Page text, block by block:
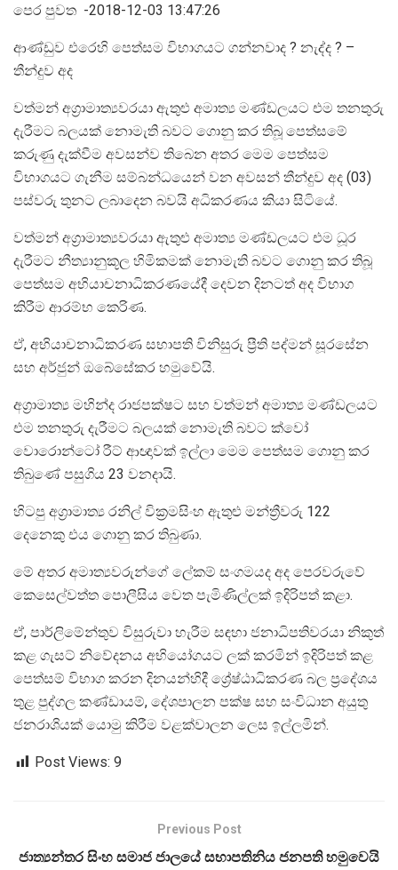
පෙර පුවත -2018-12-03 13:47:26
ආණ්ඩුව එරෙහි පෙත්සම විභාගයට ගන්නවාද ? නැද්ද ? –
තීන්දුව අද
වත්මන් අග්‍රාමාත්‍යවරයා ඇතුළු අමාත්‍ය මණ්ඩලයට එම තනතුරු
දැරීමට බලයක් නොමැති බවට ගොනු කර තිබූ පෙත්සමේ
කරුණු දැක්වීම අවසන්ව තිබෙන අතර මෙම පෙත්සම
විභාගයට ගැනීම සම්බන්ධයෙන් වන අවසන් තීන්දුව අද (03)
පස්වරු තුනට ලබාදෙන බවයි අධිකරණය කියා සිටියේ.
වත්මන් අග්‍රාමාත්‍යවරයා ඇතුළු අමාත්‍ය මණ්ඩලයට එම ධූර
දැරීමට නීත්‍යානුකූල හිමිකමක් නොමැති බවට ගොනු කර තිබූ
පෙත්සම අභියාචනාධිකරණයේදී දෙවන දිනටත් අද විභාග
කිරීම ආරම්භ කෙරිණ.
ඒ, අභියාචනාධිකරණ සභාපති විනිසුරු ප්‍රීති පද්මන් සූරසේන
සහ අර්ජුන් ඔබේසේකර හමුවේයි.
අග්‍රාමාත්‍ය මහින්ද රාජපක්ෂට සහ වත්මන් අමාත්‍ය මණ්ඩලයට
එම තනතුරු දැරීමට බලයක් නොමැති බවට ක්වෝ
වොරොන්ටෝ රීට් ආඥාවක් ඉල්ලා මෙම පෙත්සම ගොනු කර
තිබුණේ පසුගිය 23 වනදායි.
හිටපු අග්‍රාමාත්‍ය රනිල් වික්‍රමසිංහ ඇතුළු මන්ත්‍රීවරු 122
දෙනෙකු එය ගොනු කර තිබුණා.
මේ අතර අමාත්‍යවරුන්ගේ ලේකම් සංගමයද අද පෙරවරුවේ
කෙසෙල්වත්ත පොලීසිය වෙත පැමිණිල්ලක් ඉදිරිපත් කළා.
ඒ, පාර්ලිමේන්තුව විසුරුවා හැරීම සඳහා ජනාධිපතිවරයා නිකුත්
කළ ගැසට් නිවේදනය අභියෝගයට ලක් කරමින් ඉදිරිපත් කළ
පෙත්සම් විභාග කරන දිනයන්හිදී ශ්‍රේෂ්ඨාධිකරණ බල ප්‍රදේශය
තුළ පුද්ගල කණ්ඩායම්, දේශපාලන පක්ෂ සහ සංවිධාන අයුතු
ජනරාශියක් යොමු කිරීම වළක්වාලන ලෙස ඉල්ලමින්.
Post Views: 9
Previous Post
ජාත්‍යන්තර සිංහ සමාජ ජාලයේ සභාපතිනිය ජනපති හමුවෙයි